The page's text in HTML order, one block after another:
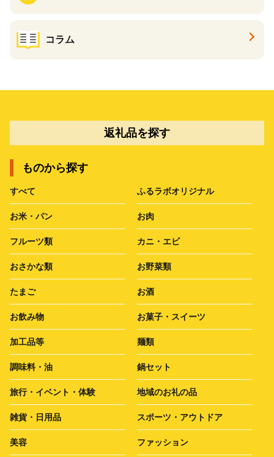
コラム
返礼品を探す
ものから探す
すべて ふるラボオリジナル
お米・パン お肉
フルーツ類 カニ・エビ
おさかな類 お野菜類
たまご お酒
お飲み物 お菓子・スイーツ
加工品等 麺類
調味料・油 鍋セット
旅行・イベント・体験 地域のお礼の品
雑貨・日用品 スポーツ・アウトドア
美容 ファッション